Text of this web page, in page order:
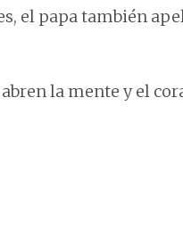
el papa también
la mente y el